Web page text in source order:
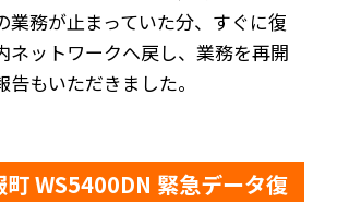
業務が止まっていた分、すぐに復
ネットワークへ戻し、業務を再開
もいただきました。
WS5400DN 緊急データ復